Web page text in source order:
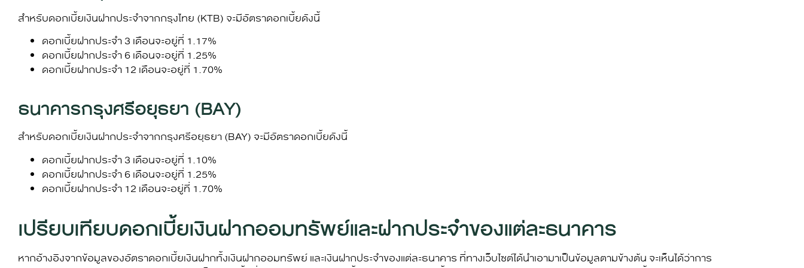
สำหรับดอกเบี้ยเงินฝากประจำจากกรุงไทย (KTB) จะมีอัตราดอกเบี้ยดังนี้
ดอกเบี้ยฝากประจำ 3 เดือนจะอยู่ที่ 1.17%
ดอกเบี้ยฝากประจำ 6 เดือนจะอยู่ที่ 1.25%
ดอกเบี้ยฝากประจำ 12 เดือนจะอยู่ที่ 1.70%
ธนาคารกรุงศรีอยุธยา (BAY)
สำหรับดอกเบี้ยเงินฝากประจำจากกรุงศรีอยุธยา (BAY) จะมีอัตราดอกเบี้ยดังนี้
ดอกเบี้ยฝากประจำ 3 เดือนจะอยู่ที่ 1.10%
ดอกเบี้ยฝากประจำ 6 เดือนจะอยู่ที่ 1.25%
ดอกเบี้ยฝากประจำ 12 เดือนจะอยู่ที่ 1.70%
เปรียบเทียบดอกเบี้ยเงินฝากออมทรัพย์และฝากประจำของแต่ละธนาคาร
หากอ้างอิงจากข้อมูลของอัตราดอกเบี้ยเงินฝากทั้งเงินฝากออมทรัพย์ และเงินฝากประจำของแต่ละธนาคาร ที่ทางเว็บไซต์ได้นำเอามาเป็นข้อมูลตามข้างต้น จะเห็นได้ว่าการ